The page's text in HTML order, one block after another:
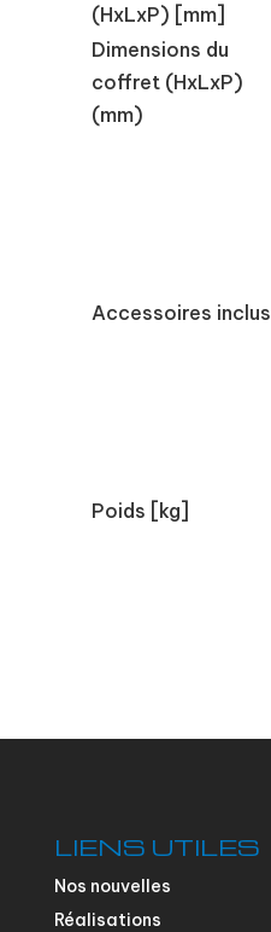
(HxLxP) [mm]
Dimensions du
coffret (HxLxP)
(mm)
Accessoires inclus
Poids [kg]
LIENS UTILES
Nos nouvelles
Réalisations